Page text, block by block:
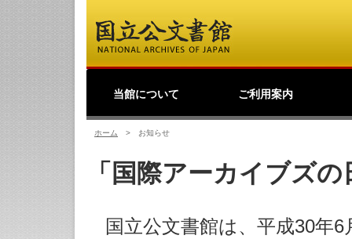
当館について
館長挨拶
事業理念
公文書館概要
業務・活動
過去の業務・活動
歴史公文書等の移管か
館主催見学会
調査研究
研修・全国公文書館会
国際交流
アーキビストの認証
採用情報
国立公文書館紹介映像
ご寄附のお願い
アクセス
ご利用案内
開館情報
資料の探し方について
来館して利用する方へ
つ
利
原
来館せずに利用する方
お問い合わせ・ご要望
よくあるご質問
ショップ
友の会
デ
日
ホーム > お知らせ
「国際アーカイブズ
国立公文書館は、平成30年6